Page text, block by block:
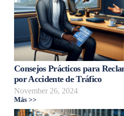
Consejos Prácticos para
por Accidente de Tráfico
November 26, 2024
Más >>